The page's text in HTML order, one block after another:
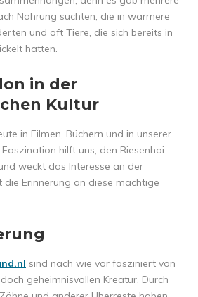
Nahrung suchten, die in wärmere
und oft Tiere, die sich bereits in
hatten.
in der
Kultur
in Filmen, Büchern und in unserer
hilft uns, den Riesenhai
weckt das Interesse an der
Erinnerung an diese mächtige
sind nach wie vor fasziniert von
geheimnisvollen Kreatur. Durch